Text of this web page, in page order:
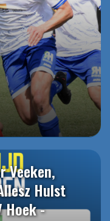
Veeken,
Hulst
Hoek -